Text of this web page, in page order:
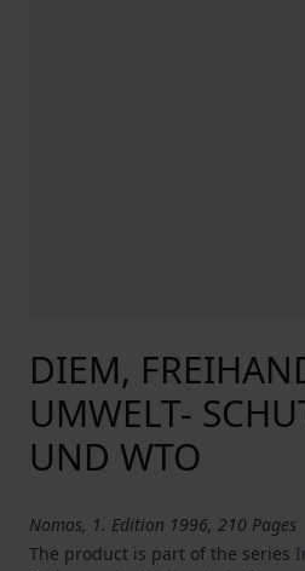
DIEM,
UMWELT-
UND WTO
Nomos, 1. Edition 1996, 210 Pages
The product is part of the series